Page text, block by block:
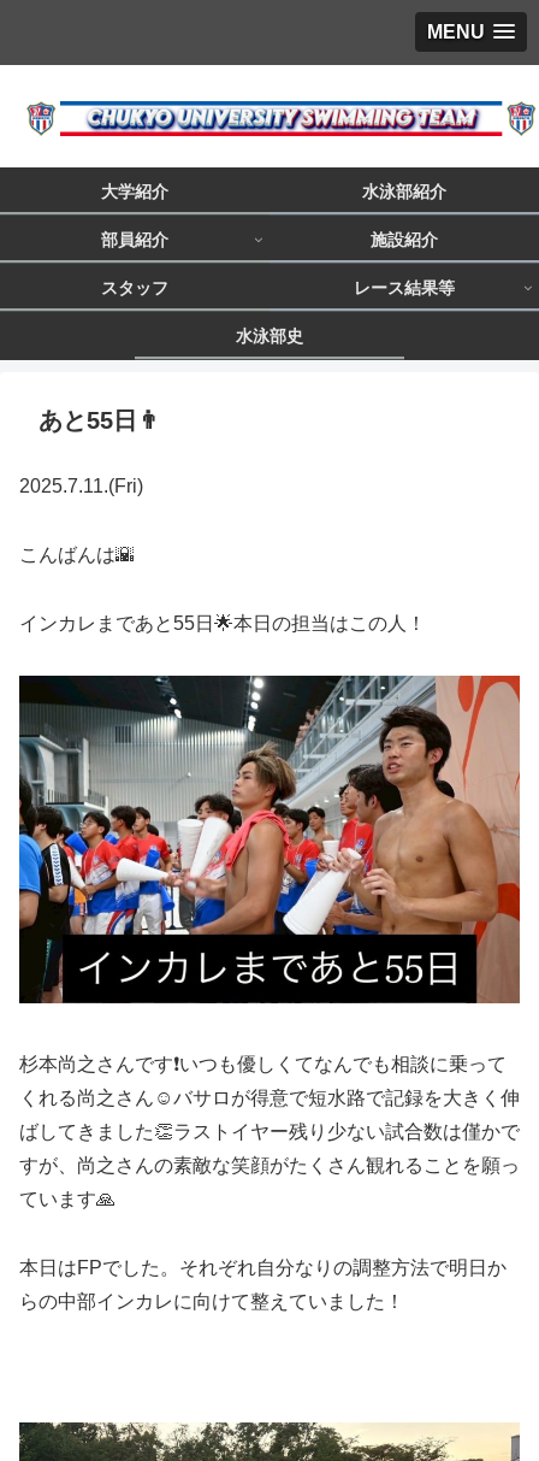
MENU
大学紹介 水泳部紹介
部員紹介 施設紹介
スタッフ レース結果等
水泳部史
あと55日👨
2025.7.11.(Fri)
こんばんは🌇
インカレまであと55日🌟本日の担当はこの人！
杉本尚之さんです❗️いつも優しくてなんでも相談に乗って
くれる尚之さん☺️バサロが得意で短水路で記録を大きく伸
ばしてきました👏ラストイヤー残り少ない試合数は僅かで
すが、尚之さんの素敵な笑顔がたくさん観れることを願っ
ています🙏
本日はFPでした。それぞれ自分なりの調整方法で明日か
らの中部インカレに向けて整えていました！